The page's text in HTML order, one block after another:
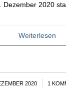
2020
Weiterlesen
2020
/ 1